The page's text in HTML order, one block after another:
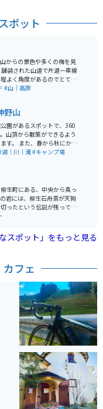
ポット
からの景色や多くの梅を見
装された山道で片道一車線
よく角度があるのでとても
ますので、安い駐車場に停
なります。
#山｜高原
野山
園があるスポットで、360
山頂から散策ができるよう
にかけ
の時期には茶畑の新芽が青
え牧場」では約60頭の羊が
やりや羊の毛刈り、羊毛を
ベントも定期的に開催され
ーベキューもできます。バ
むことができます。３つほ
時間や体力に合わせて選べ
湖｜川｜滝#キャンプ場
生町にある、中央から真っ
岩には、柳生石舟斎が天狗
ったという伝説が残ってい
の柳生地区、特に芳徳寺の
流が誕生した地としてもそ
く、麓に民間の駐車場があ
スポット」をもっと見る
フェ